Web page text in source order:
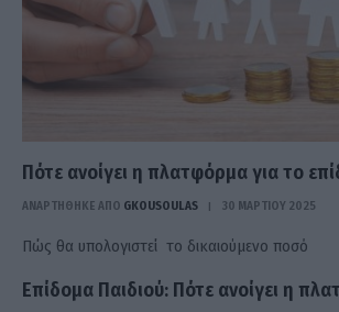
Πότε ανοίγει η πλατφόρμα για το
ΑΝΑΡΤΗΘΗΚΕ ΑΠΟ GKOUSOULAS 30 ΜΑΡΤΊΟΥ 2025
Πώς θα υπολογιστεί το δικαιούμενο ποσό
Επίδομα Παιδιού: Πότε ανοίγει η